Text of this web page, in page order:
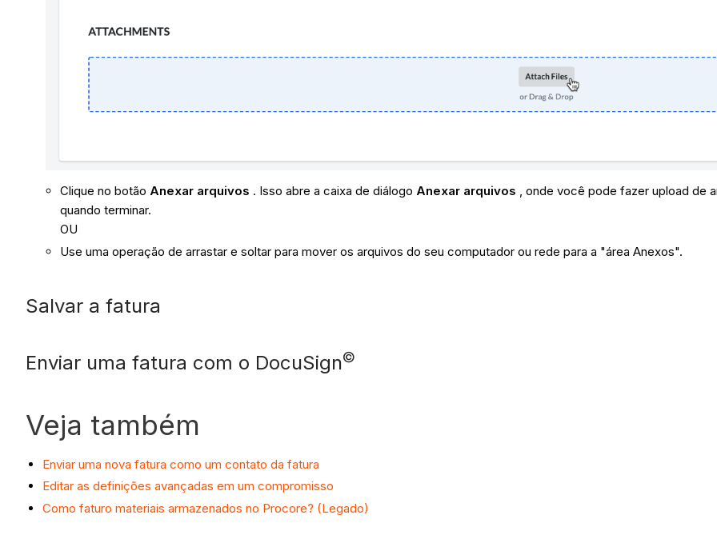
Clique no botão Anexar arquivos . Isso abre a caixa de diálogo Anexar arquivos , onde você pode fazer upload de
quando terminar.
OU
Use uma operação de arrastar e soltar para mover os arquivos do seu computador ou rede para a "área Anexos".
Salvar a fatura
Enviar uma fatura com o DocuSign©
Veja também
Enviar uma nova fatura como um contato da fatura
Editar as definições avançadas em um compromisso
Como faturo materiais armazenados no Procore? (Legado)